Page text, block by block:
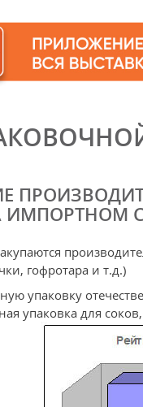
гофротара и т.д.)
упаковку
упаковка для